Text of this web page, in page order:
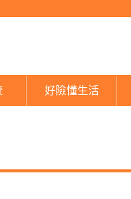
好險懂生活